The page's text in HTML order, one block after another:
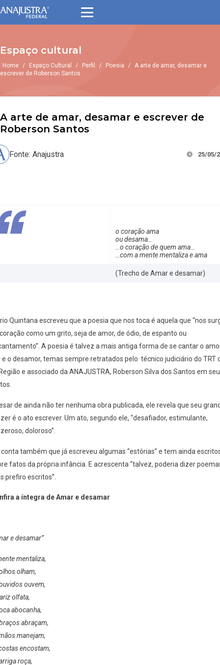
Espaço cultural
Home / Espaço Cultural / Perfil / Poesia / A arte de amar, desamar e
escrever de Roberson Santos
A arte de amar, desamar e escrever de
Roberson Santos
Fonte: Anajustra 25/05/
o coração ama
ou desama…
…o coração de quem ama…
…com a mente mentaliza e ama
(Trecho de Amar e desamar)
Quintana escreveu que a poesia que nos toca é aquela que “nos
como um grito, seja de amor, de ódio, de espanto ou
A poesia é talvez a mais antiga forma de se cantar o
e o desamor, temas sempre retratados pelo técnico judiciário do TRT
e associado da ANAJUSTRA, Roberson Silva dos Santos em
de ainda não ter nenhuma obra publicada, ele revela que seu
é o ato escrever. Um ato, segundo ele, “desafiador, estimulante,
doloroso”.
conta também que já escreveu algumas “estórias” e tem ainda
fatos da própria infância. E acrescenta “talvez, poderia dizer
prefiro escritos”.
a íntegra de Amar e desamar
e desamar”
mentaliza,
olham,
ouvem,
olfata,
abocanha,
abraçam,
manejam,
encostam,
roça,